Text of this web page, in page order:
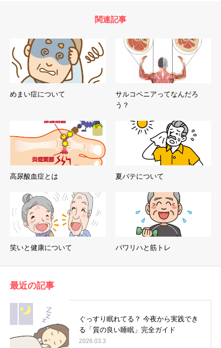
関連記事
めまい症について
サルコペニアってなんだろ
う？
高尿酸血症とは 夏バテについて
笑いと健康について パワリハと筋トレ
最近の記事
ぐっすり眠れてる？ 今夜から実践でき
る「質の良い睡眠」完全ガイド
2026.03.3